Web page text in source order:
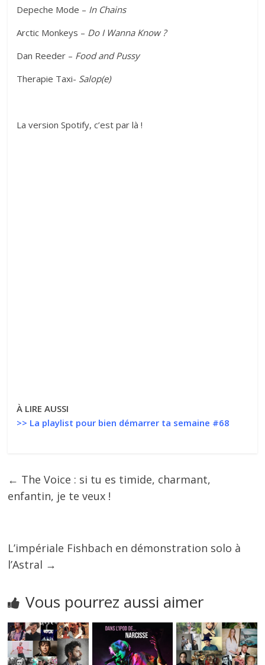
Depeche Mode – In Chains
Arctic Monkeys – Do I Wanna Know ?
Dan Reeder – Food and Pussy
Therapie Taxi- Salop(e)
La version Spotify, c’est par là !
À LIRE AUSSI
>> La playlist pour bien démarrer ta semaine #68
← The Voice : si tu es timide, charmant,
enfantin, je te veux !
L’impériale Fishbach en démonstration solo à
l’Astral →
Vous pourrez aussi aimer